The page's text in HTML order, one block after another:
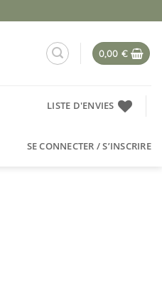
0,00 €
LISTE D'ENVIES
SE CONNECTER / S’INSCRIRE